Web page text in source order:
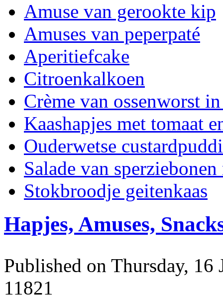
Amuse van gerookte kip
Amuses van peperpaté
Aperitiefcake
Citroenkalkoen
Crème van ossenworst
Kaashapjes met tomaat
Ouderwetse
Salade van
Stokbroodje geitenkaas
Hapjes, Amuses,
Published on Thursday,
11821